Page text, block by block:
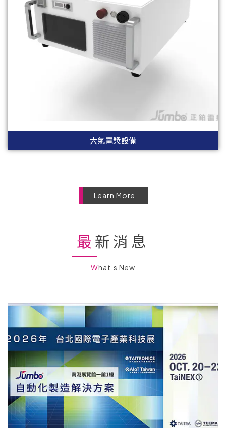
大氣電漿設備
Learn More
最新消息
What’s New